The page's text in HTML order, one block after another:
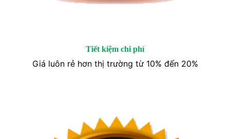
Tiết kiệm chi phí
Giá luôn rẻ hơn thị trường từ 10% đến 20%